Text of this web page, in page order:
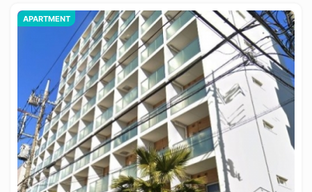
APARTMENT